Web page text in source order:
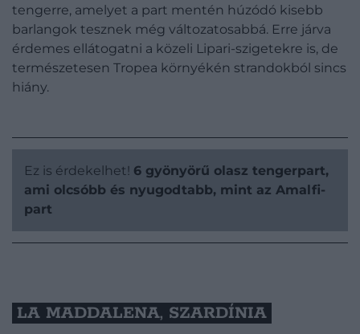
tengerre, amelyet a part mentén húzódó kisebb
barlangok tesznek még változatosabbá. Erre járva
érdemes ellátogatni a közeli Lipari-szigetekre is, de
természetesen Tropea környékén strandokból sincs
hiány.
Ez is érdekelhet! 6 gyönyörű olasz tengerpart,
ami olcsóbb és nyugodtabb, mint az Amalfi-
part
LA MADDALENA, SZARDÍNIA